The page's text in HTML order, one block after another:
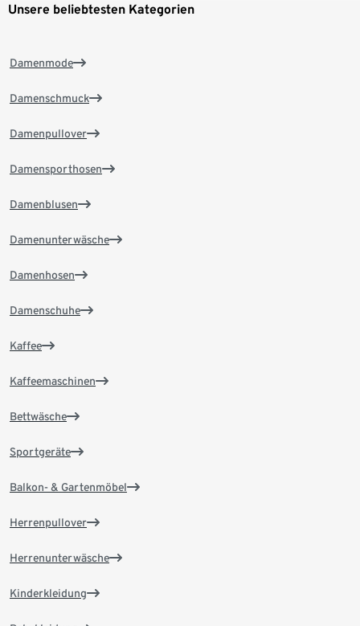
Unsere beliebtesten Kategorien
Damenmode
Damenschmuck
Damenpullover
Damensporthosen
Damenblusen
Damenunterwäsche
Damenhosen
Damenschuhe
Kaffee
Kaffeemaschinen
Bettwäsche
Sportgeräte
Balkon- & Gartenmöbel
Herrenpullover
Herrenunterwäsche
Kinderkleidung